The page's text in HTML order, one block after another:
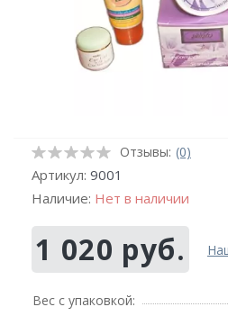
Отзывы: (0)
Артикул: 9001
Наличие: Нет в наличии
1 020 руб.
Вес с упаковкой: